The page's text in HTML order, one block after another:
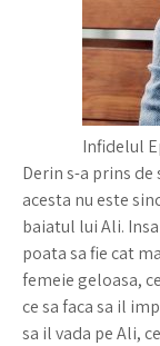
Infidelul
Derin s-a prins de
acesta nu este
baiatul lui Ali.
poata sa fie cat
femeie geloasa,
ce sa faca sa il
sa il vada pe Ali,